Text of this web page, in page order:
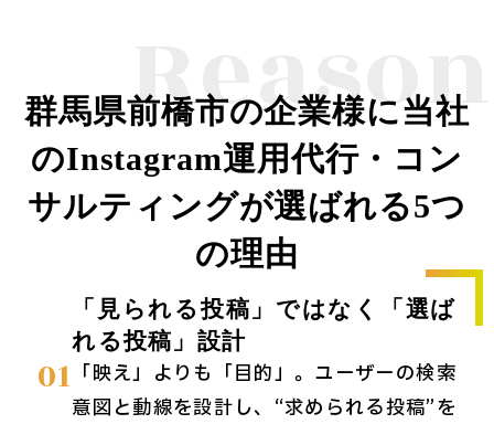
Reason
群馬県前橋市の企業様に当社
のInstagram運用代行・コン
サルティングが選ばれる5つ
の理由
01
「見られる投稿」ではなく「選ば
れる投稿」設計
「映え」よりも「目的」。ユーザーの検索
意図と動線を設計し、“求められる投稿”を